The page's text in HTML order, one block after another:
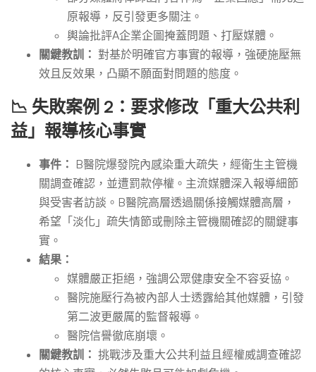
原報導，反引發更多關注。
輿論批評A企業企圖掩蓋問題、打壓媒體。
關鍵教訓： 對基於明確官方事實的報導，強硬施壓無
效且反效果，凸顯不願面對問題的態度。
📉 失敗案例 2：要求修改「重大公共利
益」報導核心事實
事件： B醫院爆發院內感染重大疏失，經衛生主管機
關調查確認，並遭罰款停權。主流媒體深入報導細節
與受害者訪談。B醫院高層透過關係接觸媒體高層，
希望「淡化」疏失情節或刪除主管機關確認的關鍵事
實。
結果：
媒體嚴正拒絕，強調公眾健康安全不容妥協。
醫院施壓行為被內部人士透露給其他媒體，引發
第二波更嚴厲的監督報導。
醫院信譽徹底崩壞。
關鍵教訓： 挑戰涉及重大公共利益且經權威調查確認